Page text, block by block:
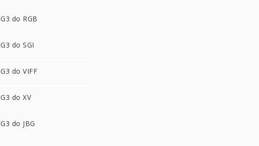
G3 do RGB
G3 do SGI
G3 do VIFF
G3 do XV
G3 do JBG